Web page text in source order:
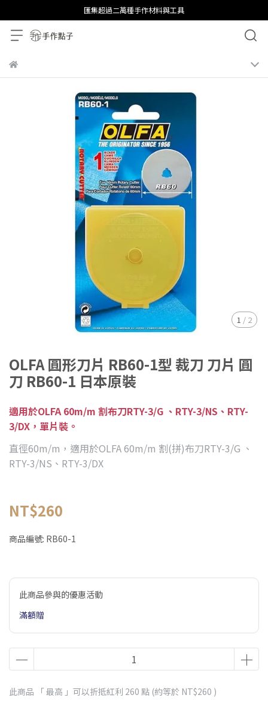
匯集超過二萬種手作材料與工具
1 / 2
OLFA 圓形刀片 RB60-1型 裁刀 刀片 圓
刀 RB60-1 日本原裝
適用於OLFA 60m/m 割布刀RTY-3/G 、RTY-3/NS、RTY-
3/DX，單片裝。
直徑60m/m，適用於OLFA 60m/m 割(拼)布刀RTY-3/G 、
RTY-3/NS、RTY-3/DX
NT$260
商品編號: RB60-1
此商品參與的優惠活動
滿額贈
此商品 「 最高 」可以折抵紅利 260 點 (約等於 NT$260 )